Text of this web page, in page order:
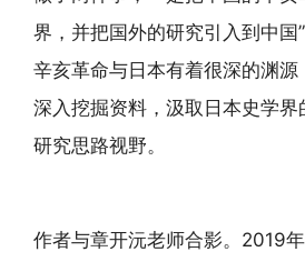
界，并把国外的研究引入到中国
辛亥革命与日本有着很深的渊
深入挖掘资料，汲取日本史学界
研究思路视野。
作者与章开沅老师合影。2019